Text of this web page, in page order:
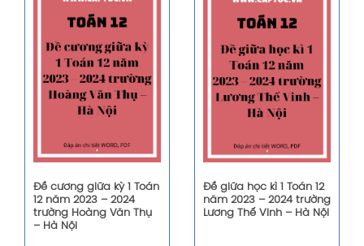
Đề cương giữa kỳ 1 Toán
12 năm 2023 – 2024
trường Hoàng Văn Thụ
– Hà Nội
Đề giữa học kì 1 Toán 12
năm 2023 – 2024 trường
Lương Thế Vinh – Hà Nội